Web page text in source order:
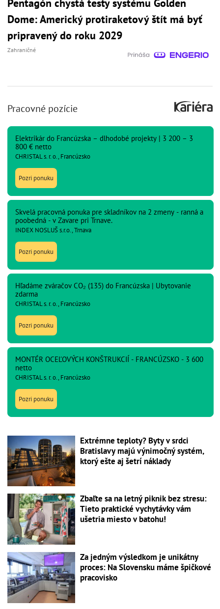
Pentagón chystá testy systému Golden
Dome: Americký protiraketový štít má byť
pripravený do roku 2029
Zahraničné
Pracovné pozície
Elektrikár do Francúzska – dlhodobé projekty | 3 200 – 3
800 € netto
CHRISTAL s. r. o., Francúzsko
Pozri ponuku
Skvelá pracovná ponuka pre skladníkov na 2 zmeny - ranná a
poobedná - v Zavare pri Trnave.
INDEX NOSLUŠ s.r.o., Trnava
Pozri ponuku
Hľadáme zváračov CO₂ (135) do Francúzska | Ubytovanie
zdarma
CHRISTAL s. r. o., Francúzsko
Pozri ponuku
MONTÉR OCEĽOVÝCH KONŠTRUKCIÍ - FRANCÚZSKO - 3 600
netto
CHRISTAL s. r. o., Francúzsko
Pozri ponuku
Extrémne teploty? Byty v srdci
Bratislavy majú výnimočný systém,
ktorý ešte aj šetrí náklady
Zbaľte sa na letný piknik bez stresu:
Tieto praktické vychytávky vám
ušetria miesto v batohu!
Za jedným výsledkom je unikátny
proces: Na Slovensku máme špičkové
pracovisko